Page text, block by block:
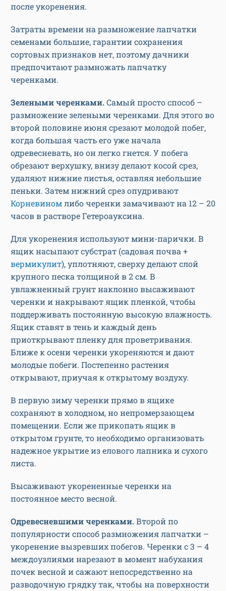
после укоренения.
Затраты времени на размножение лапчатки
семенами большие, гарантии сохранения
сортовых признаков нет, поэтому дачники
предпочитают размножать лапчатку
черенками.
Зелеными черенками.Самый просто способ –
размножение зелеными черенками. Для этого во
второй половине июня срезают молодой побег,
когда большая часть его уже начала
одревесневать, но он легко гнется. У побега
обрезают верхушку, внизу делают косой срез,
удаляют нижние листья, оставляя небольшие
пеньки. Затем нижний срез опудривают
Корневиномлибо черенки замачивают на 12 – 20
часов в растворе Гетероауксина.
Для укоренения используют мини-парички. В
ящик насыпают субстрат (садовая почва +
вермикулит), уплотняют, сверху делают слой
крупного песка толщиной в 2 см. В
увлажненный грунт наклонно высаживают
черенки и накрывают ящик пленкой, чтобы
поддерживать постоянную высокую влажность.
Ящик ставят в тень и каждый день
приоткрывают пленку для проветривания.
Ближе к осени черенки укореняются и дают
молодые побеги. Постепенно растения
открывают, приучая к открытому воздуху.
В первую зиму черенки прямо в ящике
сохраняют в холодном, но непромерзающем
помещении. Если же прикопать ящик в
открытом грунте, то необходимо организовать
надежное укрытие из елового лапника и сухого
листа.
Высаживают укорененные черенки на
постоянное место весной.
Одревесневшими черенками.Второй по
популярности способ размножения лапчатки –
укоренение вызревших побегов. Черенки с 3 – 4
междоузлиями нарезают в момент набухания
почек весной и сажают непосредственно на
разводочную грядку так, чтобы на поверхности